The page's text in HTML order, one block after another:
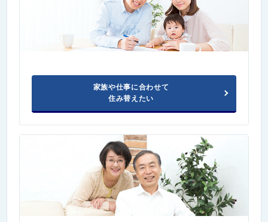
家族や仕事に合わせて
住み替えたい